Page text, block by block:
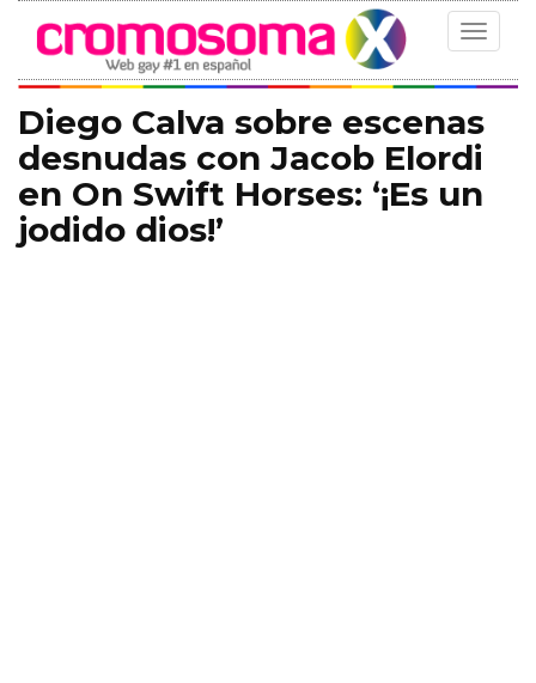
Toggle
Diego Calva sobre escenas
desnudas con Jacob Elordi
en On Swift Horses: ‘¡Es un
jodido dios!’